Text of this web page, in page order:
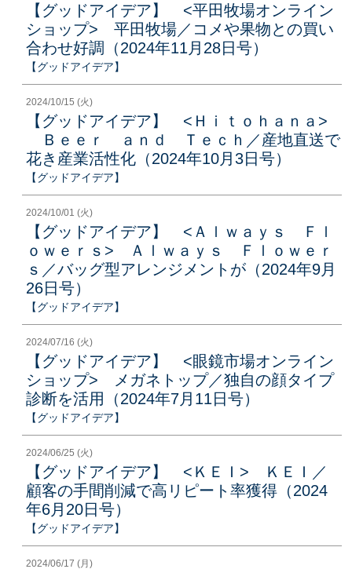
【グッドアイデア】 <平田牧場オンライン
ショップ> 平田牧場／コメや果物との買い
合わせ好調（2024年11月28日号）
【グッドアイデア】
2024/10/15 (火)
【グッドアイデア】 <Ｈｉｔｏｈａｎａ>
Ｂｅｅｒ ａｎｄ Ｔｅｃｈ／産地直送で
花き産業活性化（2024年10月3日号）
【グッドアイデア】
2024/10/01 (火)
【グッドアイデア】 <Ａｌｗａｙｓ Ｆｌ
ｏｗｅｒｓ> Ａｌｗａｙｓ Ｆｌｏｗｅｒ
ｓ／バッグ型アレンジメントが（2024年9月
26日号）
【グッドアイデア】
2024/07/16 (火)
【グッドアイデア】 <眼鏡市場オンライン
ショップ> メガネトップ／独自の顔タイプ
診断を活用（2024年7月11日号）
【グッドアイデア】
2024/06/25 (火)
【グッドアイデア】 <ＫＥＩ> ＫＥＩ／
顧客の手間削減で高リピート率獲得（2024
年6月20日号）
【グッドアイデア】
2024/06/17 (月)